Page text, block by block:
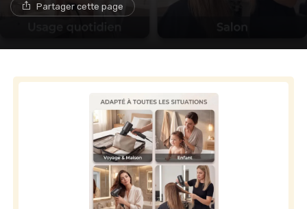
Partager cette page